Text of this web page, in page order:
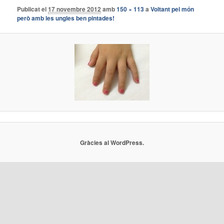
Publicat el17 novembre 2012 amb150 × 113aVoltant pel món
però amb les ungles ben pintades!
Gràcies al WordPress.